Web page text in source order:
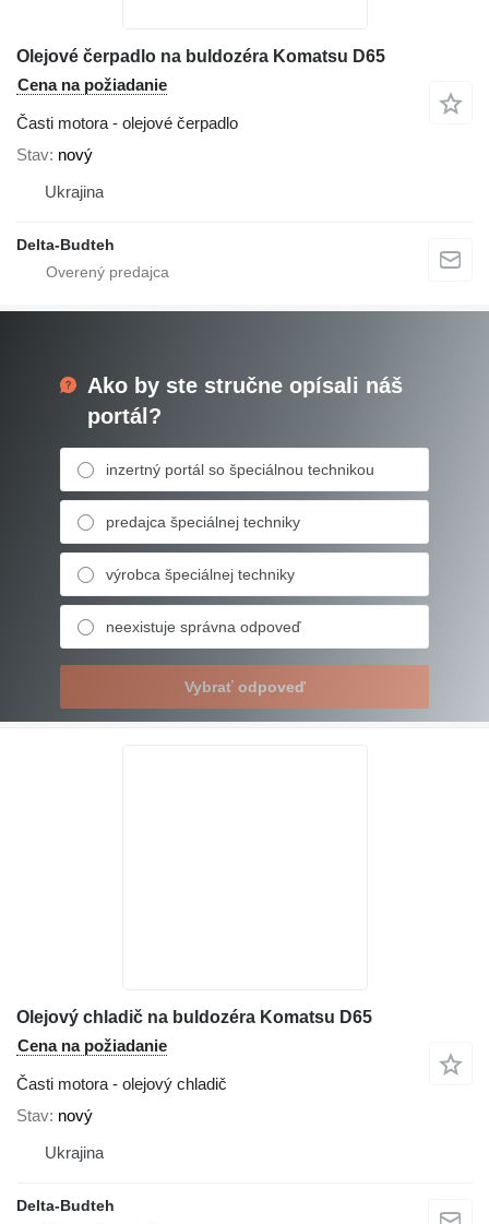
Olejové čerpadlo na buldozéra Komatsu D65
Cena na požiadanie
Časti motora - olejové čerpadlo
Stav nový
Ukrajina
Delta-Budteh
Ako by ste stručne opísali náš
portál?
inzertný portál so špeciálnou technikou
predajca špeciálnej techniky
výrobca špeciálnej techniky
neexistuje správna odpoveď
Vybrať odpoveď
Olejový chladič na buldozéra Komatsu D65
Cena na požiadanie
Časti motora - olejový chladič
Stav nový
Ukrajina
Delta-Budteh